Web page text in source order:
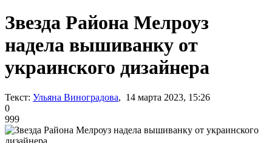
Звезда Района Мелроуз
надела вышиванку от
украинского дизайнера
Текст: Ульяна Виноградова, 14 марта 2023, 15:26
0
999